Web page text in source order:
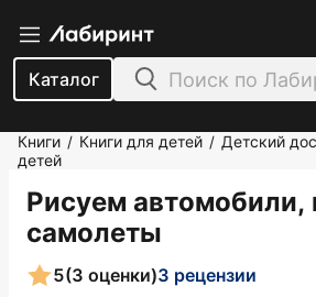
Каталог
Книги / Книги для детей / Детский
детей
Рисуем автомобили,
самолеты
5(3 оценки)3 рецензии